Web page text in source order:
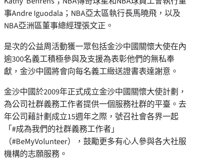
事Andre Iguodala；NBA亞太區執行長馬曉飛，以及
NBA亞洲區董事總經理張文正。
是次的公益周活動獲一眾包括金沙中國關懷大使在內
逾300名義工積極參與及支援為表彰他們的無私奉
獻，金沙中國將會向每名義工緻送證書表達謝意。
金沙中國於2009年正式成立金沙中國關懷大使計劃，
為公司社群義務工作者提供一個服務社群的平臺。去
年公司藉計劃成立15週年之際，號召社會各界一起
「#成為我們的社群義務工作者」
（#BeMyVolunteer），鼓勵更多有心人參與各大社服
機構的志願服務。